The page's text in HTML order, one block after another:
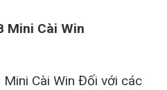
Mini Cài Win
Mini Cài Win Đối với các